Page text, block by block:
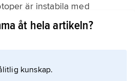
är instabila med
en sekund för andra.
åt hela artikeln?
kunskap.